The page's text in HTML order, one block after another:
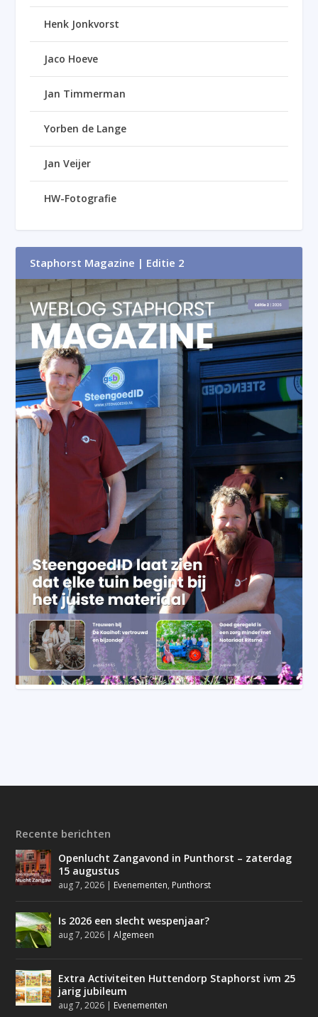
Henk Jonkvorst
Jaco Hoeve
Jan Timmerman
Yorben de Lange
Jan Veijer
HW-Fotografie
Staphorst Magazine | Editie 2
Recente berichten
Openlucht Zangavond in Punthorst – zaterdag
15 augustus
aug 7, 2026 | Evenementen, Punthorst
Is 2026 een slecht wespenjaar?
aug 7, 2026 |Algemeen
Extra Activiteiten Huttendorp Staphorst ivm 25
jarig jubileum
aug 7, 2026 | Evenementen